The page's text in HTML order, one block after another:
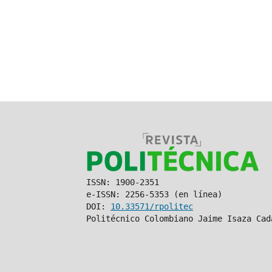
ISSN: 1900-2351
e-ISSN: 2256-5353 (en línea)
DOI: 10.33571/rpolitec
Politécnico Colombiano Jaime Isaza